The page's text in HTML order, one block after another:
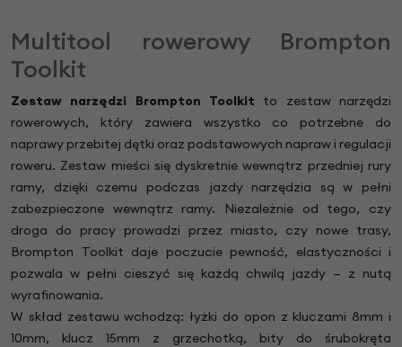
Multitool rowerowy Brompton
Toolkit
Zestaw narzędzi Brompton Toolkit to zestaw narzędzi
rowerowych, który zawiera wszystko co potrzebne do
naprawy przebitej dętki oraz podstawowych napraw i regulacji
roweru. Zestaw mieści się dyskretnie wewnątrz przedniej rury
ramy, dzięki czemu podczas jazdy narzędzia są w pełni
zabezpieczone wewnątrz ramy. Niezależnie od tego, czy
droga do pracy prowadzi przez miasto, czy nowe trasy,
Brompton Toolkit daje poczucie pewność, elastyczności i
pozwala w pełni cieszyć się każdą chwilą jazdy — z nutą
wyrafinowania.
W skład zestawu wchodzą: łyżki do opon z kluczami 8mm i
10mm, klucz 15mm z grzechotką, bity do śrubokręta